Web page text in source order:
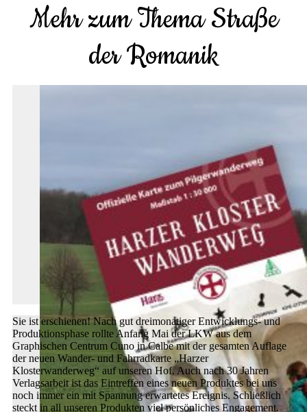
Mehr zum Thema Straße
der Romanik
Sie ist erschienen! Nach gut dreimonatiger Entwicklungs- und
Produktionsphase rollte Anfang Mai der LKW aus dem
Graphischen Centrum Cuno in Calbe mit der gesamten Auflage
der neuen Wander- und Fahrradkarte „Harzer
Klosterwanderweg“ auf unseren Hof. Auch nach 30 Jahren
Verlagsarbeit ist das Eintreffen eines neuen Produktes bei uns
noch immer ein mit Spannung erwartetes Ereignis. Schließlich
steckt in all unseren Produkten viel persönliches Engagement.